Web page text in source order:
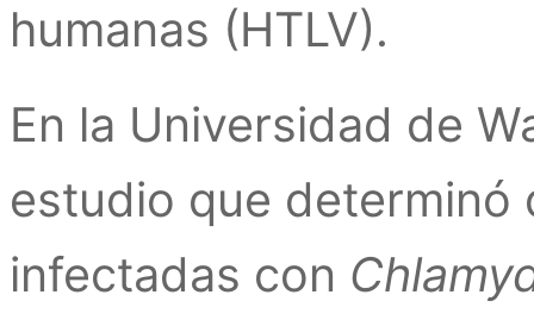
humanas (HTLV).
En la Universidad de
estudio que
infectadas con